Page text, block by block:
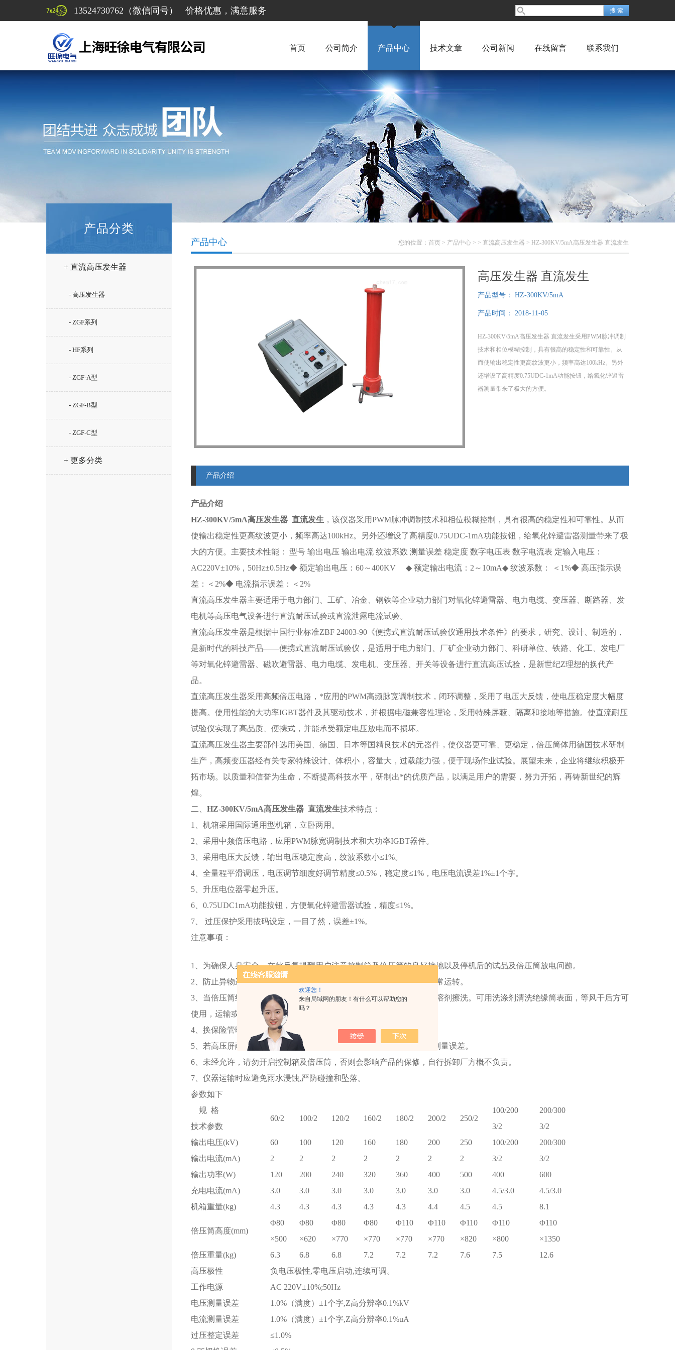
欢迎您！
来自局域网的朋友！有什么可以帮助您的
吗？
13524730762（微信同号） 价格优惠，满意服务
首页 公司简介 产品中心 技术文章 公司新闻 在线留言 联系我们
产品分类
+ 直流高压发生器
- 高压发生器
- ZGF系列
- HF系列
- ZGF-A型
- ZGF-B型
- ZGF-C型
+ 更多分类
您的位置： 首页 > 产品中心 > > 直流高压发生器 > HZ-300KV/5mA高压发生器 直流发生
产品中心
高压发生器 直流发生
产品型号： HZ-300KV/5mA
产品时间： 2018-11-05
HZ-300KV/5mA高压发生器 直流发生采用PWM脉冲调制
技术和相位模糊控制，具有很高的稳定性和可靠性。从
而使输出稳定性更高纹波更小，频率高达100kHz。另外
还增设了高精度0.75UDC-1mA功能按钮，给氧化锌避雷
器测量带来了极大的方便。
产品介绍
产品介绍
HZ-300KV/5mA高压发生器 直流发生 ，该仪器采用PWM脉冲调制技术和相位模糊控制，具有很高的稳定性和可靠性。从而
使输出稳定性更高纹波更小，频率高达100kHz。另外还增设了高精度0.75UDC-1mA功能按钮，给氧化锌避雷器测量带来了极
大的方便。主要技术性能： 型号 输出电压 输出电流 纹波系数 测量误差 稳定度 数字电压表 数字电流表 定输入电压：
AC220V±10%，50Hz±0.5Hz◆ 额定输出电压：60～400KV ◆ 额定输出电流：2～10mA◆ 纹波系数： ＜1%◆ 高压指示误
差：＜2%◆ 电流指示误差：＜2%
直流高压发生器主要适用于电力部门、工矿、冶金、钢铁等企业动力部门对氧化锌避雷器、电力电缆、变压器、断路器、发
电机等高压电气设备进行直流耐压试验或直流泄露电流试验。
直流高压发生器是根据中国行业标准ZBF 24003-90《便携式直流耐压试验仪通用技术条件》的要求，研究、设计、制造的，
是新时代的科技产品——便携式直流耐压试验仪，是适用于电力部门、厂矿企业动力部门、科研单位、铁路、化工、发电厂
等对氧化锌避雷器、磁吹避雷器、电力电缆、发电机、变压器、开关等设备进行直流高压试验，是新世纪Z理想的换代产
品。
直流高压发生器采用高频倍压电路，*应用的PWM高频脉宽调制技术，闭环调整，采用了电压大反馈，使电压稳定度大幅度
提高。使用性能的大功率IGBT器件及其驱动技术，并根据电磁兼容性理论，采用特殊屏蔽、隔离和接地等措施。使直流耐压
试验仪实现了高品质、便携式，并能承受额定电压放电而不损坏。
直流高压发生器主要部件选用美国、德国、日本等国精良技术的元器件，使仪器更可靠、更稳定，倍压筒体用德国技术研制
生产，高频变压器经有关专家特殊设计、体积小，容量大，过载能力强，便于现场作业试验。展望未来，企业将继续积极开
拓市场。以质量和信誉为生命，不断提高科技水平，研制出*的优质产品，以满足用户的需要，努力开拓，再铸新世纪的辉
煌。
二、 HZ-300KV/5mA高压发生器 直流发生技术特点：
1、机箱采用国际通用型机箱，立卧两用。
2、采用中频倍压电路，应用PWM脉宽调制技术和大功率IGBT器件。
3、采用电压大反馈，输出电压稳定度高，纹波系数小≤1%。
4、全量程平滑调压，电压调节细度好调节精度≤0.5%，稳定度≤1%，电压电流误差1%±1个字。
5、升压电位器零起升压。
6、0.75UDC1mA功能按钮，方便氧化锌避雷器试验，精度≤1%。
7、 过压保护采用拔码设定，一目了然，误差±1%。
注意事项：
1、为确保人身安全，在此反复提醒用户注意控制箱及倍压筒的良好接地以及停机后的试品及倍压筒放电问题。
2、防止异物进入控制箱，如控制箱有风扇时，应经常检查风扇是否正常运转。
3、当倍压筒绝缘筒脏污时请用干布擦净，不可用酒精，汽油等有机类溶剂擦洗。可用洗涤剂清洗绝缘筒表面，等风干后方可
使用，运输或不使用时请放入箱内。
4、换保险管时，请按保险管座旁标定的安培数更换保险管。
5、若高压屏蔽微安表上显示"LOW BAT"时，请更换9V电池，以避免测量误差。
6、未经允许，请勿开启控制箱及倍压筒，否则会影响产品的保修，自行拆卸厂方概不负责。
7、仪器运输时应避免雨水浸蚀,严防碰撞和坠落。
参数如下
规 格
技术参数
60/2 100/2 120/2 160/2 180/2 200/2 250/2
100/200
3/2
200/300
3/2
输出电压(kV)
60 100 120 160 180 200 250 100/200
200/300
输出电流(mA)
2 2 2 2 2 2 2 3/2
3/2
输出功率(W)
120 200 240 320 360 400 500 400
600
充电电流(mA)
3.0 3.0 3.0 3.0 3.0 3.0 3.0 4.5/3.0
4.5/3.0
机箱重量(kg)
4.3 4.3 4.3 4.3 4.3 4.4 4.5 4.5 8.1
倍压筒高度(mm)
Φ80
×500
Φ80
×620
Φ80
×770
Φ80
×770
Φ110
×770
Φ110
×770
Φ110
×820
Φ110
×800
Φ110
×1350
倍压重量(kg)
6.3 6.8 6.8 7.2 7.2 7.2 7.6 7.5
12.6
高压极性
负电压极性,零电压启动,连续可调。
工作电源
AC 220V±10%;50Hz
电压测量误差
1.0%（满度）±1个字,Z高分辨率0.1%kV
电流测量误差
1.0%（满度）±1个字,Z高分辨率0.1%uA
过压整定误差
≤1.0%